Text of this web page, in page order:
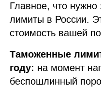
Главное, что
лимиты в России.
стоимость вашей
Таможенные
году: на момент
беспошлинный